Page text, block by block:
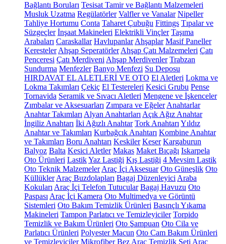
Bağlantı Boruları Tesisat Tamir ve Bağlantı Malzemeleri
Musluk Uzatma Regülatörler Valfler ve Vanalar Nipeller
Tahliye Hortumu Conta Taharet Çubuğu Fittings Tıpalar ve
Süzgeçler İnşaat Makineleri Elektrikli Vinçler Taşıma
Arabaları Caraskallar Havlupanlar Ahşaplar Masif Paneller
Keresteler Ahşap Seperatörler Ahşap Çatı Malzemeleri Çatı
Penceresi Çatı Merdiveni Ahşap Merdivenler Trabzan
Sundurma Menfezler Banyo Menfezi Su Deposu
HIRDAVAT EL ALETLERİ VE OTO El Aletleri Lokma ve
Lokma Takımları Çekiç El Testereleri Kesici Grubu Pense
Tornavida Seramik ve Sıvacı Aletleri Mengene ve İşkenceler
Zımbalar ve Aksesuarları Zımpara ve Eğeler Anahtarlar
Anahtar Takımları Alyan Anahtarları Açık Ağız Anahtar
İngiliz Anahtarı İki Ağızlı Anahtar Tork Anahtarı Yıldız
Anahtar ve Takımları Kurbağcık Anahtarı Kombine Anahtar
ve Takımları Boru Anahtarı Keskiler Keser Kargaburun
Balyoz Balta Kesici Aletler Makas Maket Bıçağı Iskarpela
Oto Ürünleri LastikYaz Lastiği Kış Lastiği 4 Mevsim Lastik
Oto Teknik Malzemeler Araç İçi Aksesuar Oto Güneşlik Oto
Küllükler Araç Buzdolapları Bagaj Düzenleyici Araba
Kokuları Araç İçi Telefon Tutucular Bagaj Havuzu Oto
Paspası Araç İçi Kamera Oto Multimedya ve Görüntü
Sistemleri Oto Bakım Temizlik Ürünleri Basınçlı Yıkama
Makineleri Tampon Parlatıcı ve Temizleyiciler Torpido
Temizlik ve Bakım Ürünleri Oto Şampuan Oto Cila ve
Parlatıcı Ürünleri Polyester Macun Oto Cam Bakım Ürünleri
ve Temizleyiciler Mikrofiber Bez Araç Temizlik Seti Araç